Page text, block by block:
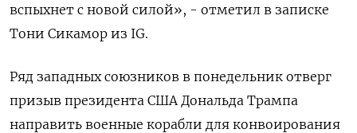
вспыхнет ‌с новой силой», - отметил в записке
Тони Сикамор из IG.
Ряд западных союзников в понедельник ​отверг
призыв президента США Дональда Трампа
направить военные корабли для конвоирования